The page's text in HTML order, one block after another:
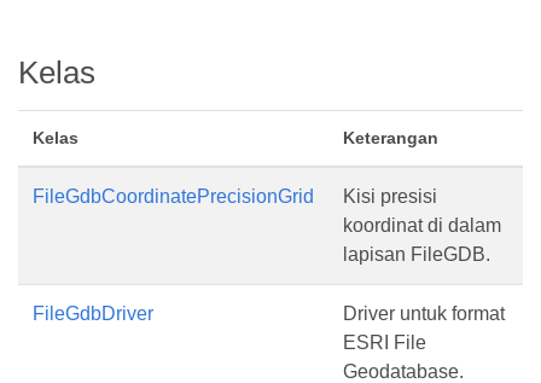
Kelas
Kelas Keterangan
FileGdbCoordinatePrecisionGrid
Kisi presisi
koordinat di dalam
lapisan FileGDB.
FileGdbDriver
Driver untuk format
ESRI File
Geodatabase.